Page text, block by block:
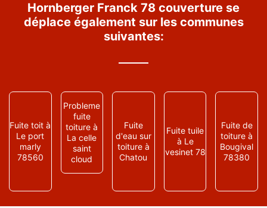
Hornberger Franck 78 couverture se
déplace également sur les communes
suivantes:
Fuite toit à
Le port
marly
78560
Probleme
fuite
toiture à
La celle
saint
cloud
Fuite
d'eau sur
toiture à
Chatou
Fuite tuile
à Le
vesinet 78
Fuite de
toiture à
Bougival
78380